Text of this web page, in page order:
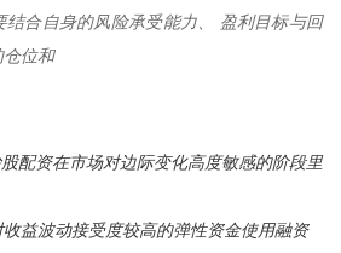
结合自身的风险承受能力、 盈利目标与回
位和
配资在市场对边际变化高度敏感的阶段里
益波动接受度较高的弹性资金使用融资